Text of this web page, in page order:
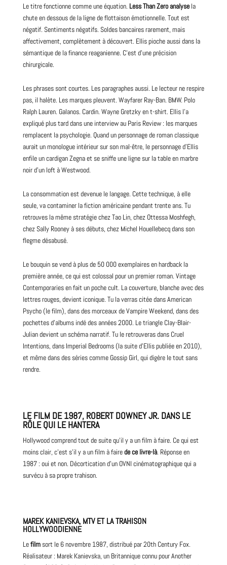
Le titre fonctionne comme une équation. Less Than Zero analysela
chute en dessous de la ligne de flottaison émotionnelle. Tout est
négatif. Sentiments négatifs. Soldes bancaires rarement, mais
affectivement, complètement à découvert. Ellis pioche aussi dans la
sémantique de la finance reaganienne. C’est d’une précision
chirurgicale.
Les phrases sont courtes. Les paragraphes aussi. Le lecteur ne respire
pas, il halète. Les marques pleuvent. Wayfarer Ray-Ban. BMW. Polo
Ralph Lauren. Galanos. Cardin. Wayne Gretzky en t-shirt. Ellis l’a
expliqué plus tard dans une interviewau Paris Review : les marques
remplacent la psychologie. Quand un personnage de roman classique
aurait un monologue intérieur sur son mal-être, le personnage d’Ellis
enfile un cardigan Zegna et se sniffe une ligne sur la table en marbre
noir d’un loft à Westwood.
La consommation est devenue le langage. Cette technique, à elle
seule, va contaminer la fiction américaine pendant trente ans. Tu
retrouves la même stratégie chez Tao Lin, chez Ottessa Moshfegh,
chez Sally Rooney à ses débuts, chez Michel Houellebecq dans son
flegme désabusé.
Le bouquin se vend à plus de 50 000 exemplaires en hardback la
première année, ce qui est colossal pour un premier roman. Vintage
Contemporaries en fait un poche cult. La couverture, blanche avec des
lettres rouges, devient iconique. Tu la verras citée dansAmerican
Psycho (le film), dans des morceaux de Vampire Weekend, dans des
pochettes d’albums indé des années2000. Le triangle Clay-Blair-
Julian devient un schéma narratif. Tu le retrouveras dans Cruel
Intentions, dans Imperial Bedrooms (la suite d’Ellis publiée en 2010),
et même dans des séries comme Gossip Girl, qui digère le tout sans
rendre.
LE FILM DE 1987, ROBERT DOWNEY JR. DANS LE
RÔLE QUI LE HANTERA
Hollywood comprend tout de suite qu’il y a un film à faire. Ce qui est
moins clair, c’est s’il y a un film à fairede ce livre-là. Réponse en
1987 : oui et non. Décortication d’un OVNI cinématographique qui a
survécu à sa propre trahison.
MAREK KANIEVSKA, MTV ET LA TRAHISON
HOLLYWOODIENNE
Lefilmsort le 6 novembre 1987, distribué par 20th Century Fox.
Réalisateur : Marek Kanievska, un Britannique connu pour Another